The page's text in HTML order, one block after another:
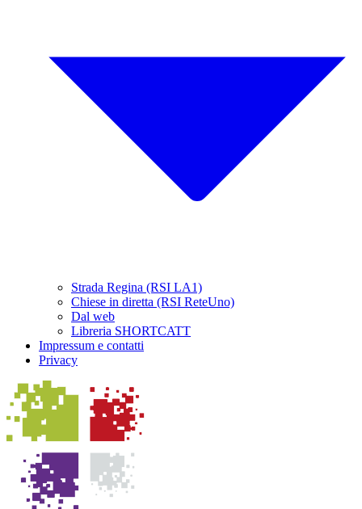
Strada Regina (RSI LA1)
Chiese in diretta (RSI ReteUno)
Dal web
Libreria SHORTCATT
Impressum e contatti
Privacy